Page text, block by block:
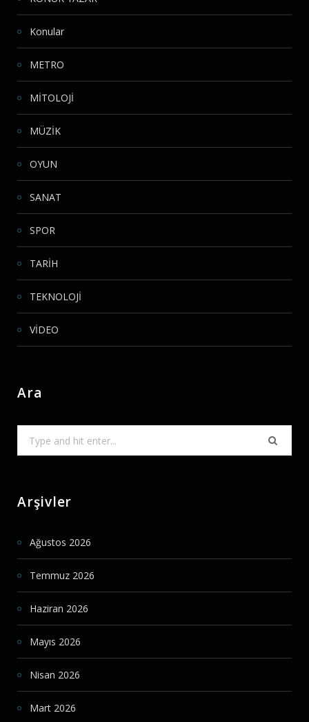
Konular
METRO
MİTOLOJİ
MÜZİK
OYUN
SANAT
SPOR
TARİH
TEKNOLOJİ
VİDEO
Ara
Arşivler
Ağustos 2026
Temmuz 2026
Haziran 2026
Mayıs 2026
Nisan 2026
Mart 2026